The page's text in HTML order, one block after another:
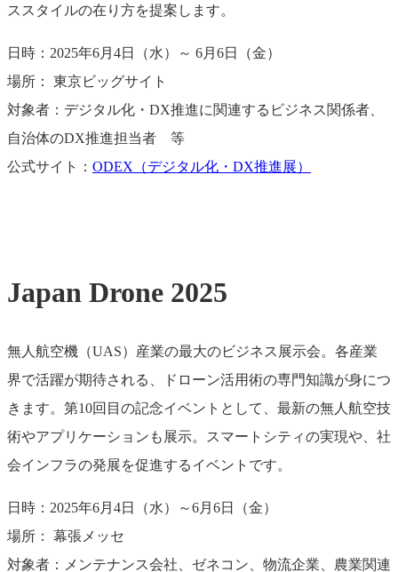
ススタイルの在り方を提案します。
日時：2025年6月4日（水）～ 6月6日（金）
場所： 東京ビッグサイト
対象者：デジタル化・DX推進に関連するビジネス関係者、
自治体のDX推進担当者 等
公式サイト： ODEX（デジタル化・DX推進展）
Japan Drone 2025
無人航空機（UAS）産業の最大のビジネス展示会。各産業
界で活躍が期待される、ドローン活用術の専門知識が身につ
きます。第10回目の記念イベントとして、最新の無人航空技
術やアプリケーションも展示。スマートシティの実現や、社
会インフラの発展を促進するイベントです。
日時：2025年6月4日（水）～6月6日（金）
場所： 幕張メッセ
対象者：メンテナンス会社、ゼネコン、物流企業、農業関連